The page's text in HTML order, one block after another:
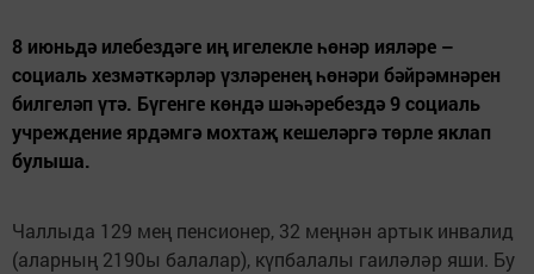
8 июньдә илебездәге иң игелекле һөнәр ияләре –
социаль хезмәткәрләр үзләренең һөнәри бәйрәмнәрен
билгеләп үтә. Бүгенге көндә шәһәребездә 9 социаль
учреждение ярдәмгә мохтаҗ кешеләргә төрле яклап
булыша.
Чаллыда 129 мең пенсионер, 32 меңнән артык инвалид
(аларның 2190ы балалар), күпбалалы гаиләләр яши. Бу